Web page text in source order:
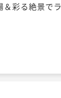
彩る絶景でラ